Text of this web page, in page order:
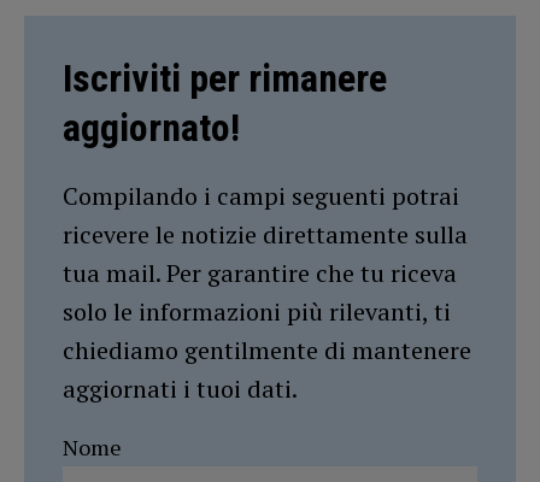
Iscriviti per rimanere
aggiornato!
Compilando i campi seguenti potrai
ricevere le notizie direttamente sulla
tua mail. Per garantire che tu riceva
solo le informazioni più rilevanti, ti
chiediamo gentilmente di mantenere
aggiornati i tuoi dati.
Nome